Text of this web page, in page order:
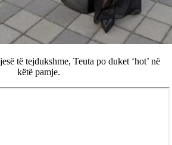
të tejdukshme, Teuta po duket ‘hot’ në
këtë pamje.